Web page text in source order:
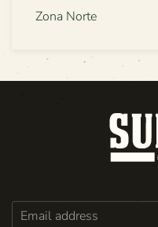
Zona Norte